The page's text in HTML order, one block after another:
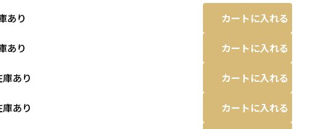
あり カートに入れる
あり カートに入れる
庫あり カートに入れる
庫あり カートに入れる